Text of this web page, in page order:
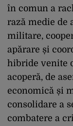
în comun a
rază medie de
militare,
apărare și
hibride venite
acoperă, de
economică și
consolidare a
combatere a